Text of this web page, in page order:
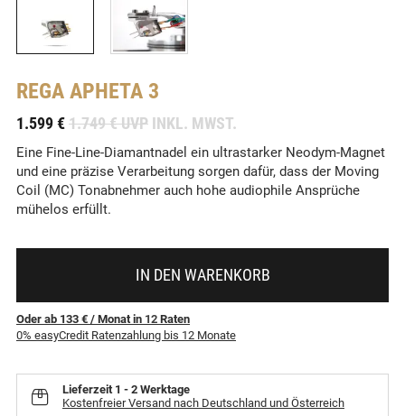
REGA APHETA 3
1.599 €1.749 € UVP INKL. MWST.
Eine Fine-Line-Diamantnadel ein ultrastarker Neodym-Magnet
und eine präzise Verarbeitung sorgen dafür, dass der Moving
Coil (MC) Tonabnehmer auch hohe audiophile Ansprüche
mühelos erfüllt.
IN DEN WARENKORB
Oder ab 133 € / Monatin 12 Raten
0% easyCredit Ratenzahlung bis 12 Monate
Lieferzeit 1 - 2 Werktage
Kostenfreier Versand nach Deutschland und Österreich